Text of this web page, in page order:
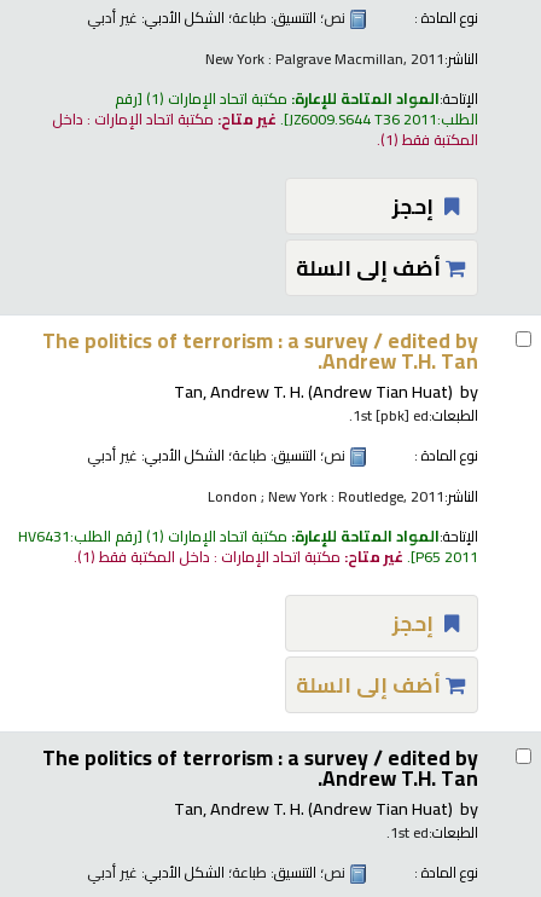
نوع المادة :
نص؛ التنسيق: طباعة؛ الشكل الأدبي: غير أدبي
الناشر:New York : Palgrave Macmillan, 2011
الإتاحة:المواد المتاحة للإعارة: مكتبة اتحاد الإمارات (1) رقم
الطلب:JZ6009.S644 T36 2011
.غير متاح: مكتبة اتحاد الإمارات : داخل
المكتبة فقط(1).
إحجز
أضف إلى السلة
The politics of terrorism : a survey /edited by
Andrew T.H. Tan.
by
Tan, Andrew T. H. (Andrew Tian Huat)
الطبعات:1st [pbk] ed.
نوع المادة :
نص؛ التنسيق: طباعة؛ الشكل الأدبي: غير أدبي
الناشر:London ; New York : Routledge, 2011
الإتاحة:المواد المتاحة للإعارة: مكتبة اتحاد الإمارات (1) رقم الطلب:HV6431
P65 2011
.غير متاح: مكتبة اتحاد الإمارات : داخل المكتبة فقط(1).
إحجز
أضف إلى السلة
The politics of terrorism : a survey /edited by
Andrew T.H. Tan.
by
Tan, Andrew T. H. (Andrew Tian Huat)
الطبعات:1st ed.
نوع المادة :
نص؛ التنسيق: طباعة؛ الشكل الأدبي: غير أدبي